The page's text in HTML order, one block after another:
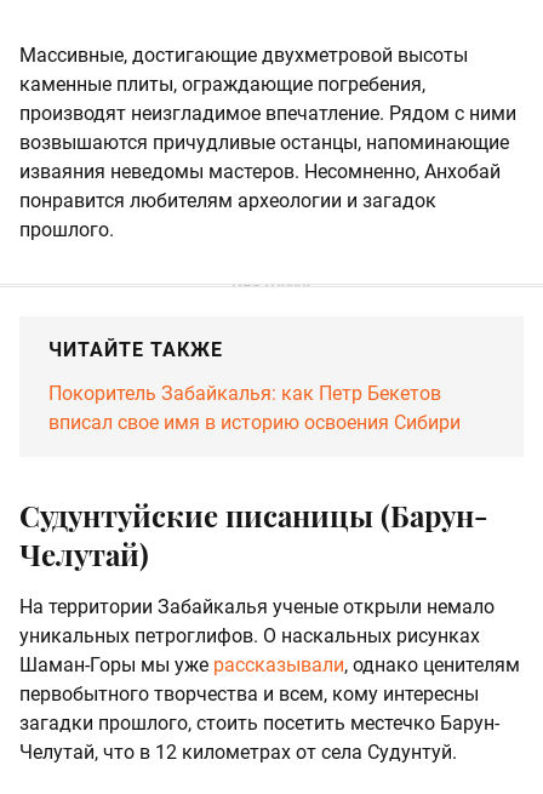
Массивные, достигающие двухметровой высоты
каменные плиты, ограждающие погребения,
производят неизгладимое впечатление. Рядом с ними
возвышаются причудливые останцы, напоминающие
изваяния неведомы мастеров. Несомненно, Анхобай
понравится любителям археологии и загадок
прошлого.
ЧИТАЙТЕ ТАКЖЕ
Покоритель Забайкалья: как Петр Бекетов
вписал свое имя в историю освоения Сибири
Судунтуйские писаницы (Барун-
Челутай)
На территории Забайкалья ученые открыли немало
уникальных петроглифов. О наскальных рисунках
Шаман-Горы мы уже рассказывали, однако ценителям
первобытного творчества и всем, кому интересны
загадки прошлого, стоить посетить местечко Барун-
Челутай, что в 12 километрах от села Судунтуй.